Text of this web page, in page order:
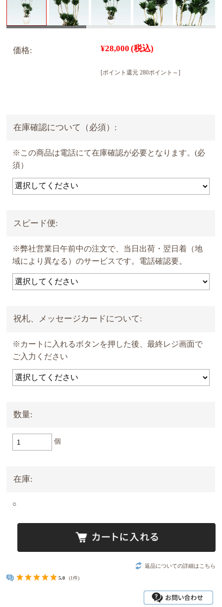
価格: ¥28,000 (税込)
[ポイント還元 280ポイント～]
在庫確認について（必須）:
※この商品は電話にて在庫確認が必要となります。(必
須）
スピード便:
※弊社営業日午前中の注文で、当日出荷・翌日着（地
域により異なる）のサービスです。電話確認要。
祝札、メッセージカードについて:
※カートに入れるボタンを押した後、最終レジ画面で
ご入力ください
数量:
個
在庫:
○
返品についての詳細はこちら
5.0 (1件)